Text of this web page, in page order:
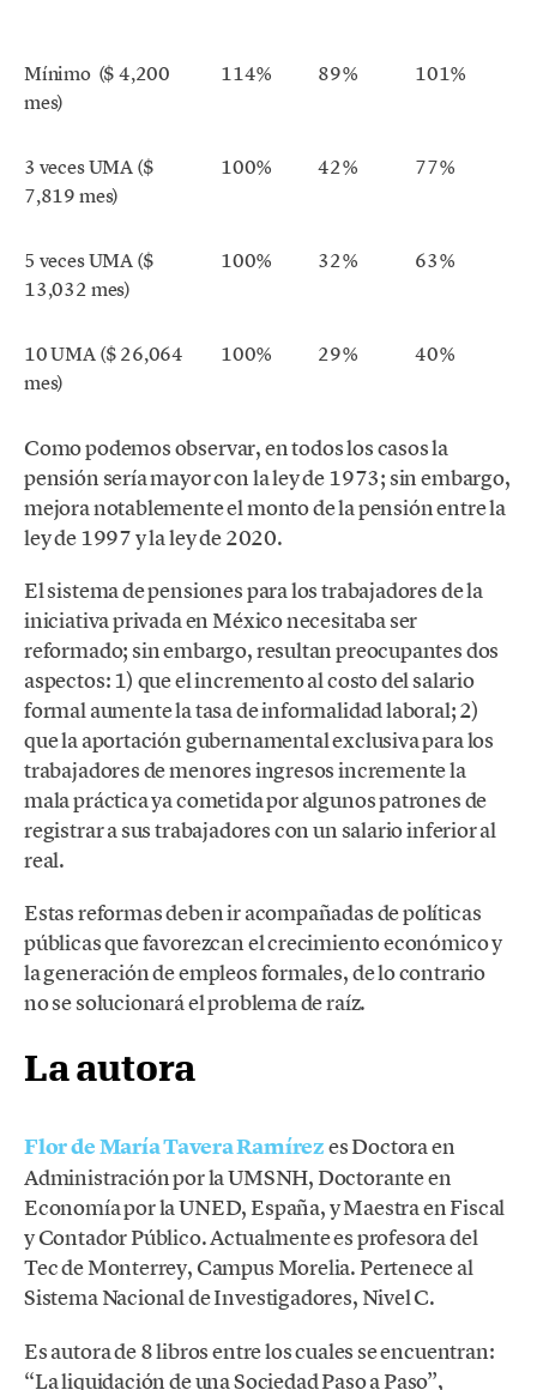
Mínimo ($ 4,200
mes)
114% 89% 101%
3 veces UMA ($
7,819 mes)
100% 42% 77%
5 veces UMA ($
13,032 mes)
100% 32% 63%
10 UMA ($ 26,064
mes)
100% 29% 40%
Como podemos observar, en todos los casos la
pensión sería mayor con la ley de 1973; sin embargo,
mejora notablemente el monto de la pensión entre la
ley de 1997 y la ley de 2020.
El sistema de pensiones para los trabajadores de la
iniciativa privada en México necesitaba ser
reformado; sin embargo, resultan preocupantes dos
aspectos: 1) que el incremento al costo del salario
formal aumente la tasa de informalidad laboral; 2)
que la aportación gubernamental exclusiva para los
trabajadores de menores ingresos incremente la
mala práctica ya cometida por algunos patrones de
registrar a sus trabajadores con un salario inferior al
real.
Estas reformas deben ir acompañadas de políticas
públicas que favorezcan el crecimiento económico y
la generación de empleos formales, de lo contrario
no se solucionará el problema de raíz.
La autora
Flor de María Tavera Ramírezes Doctora en
Administración por la UMSNH, Doctorante en
Economía por la UNED, España, y Maestra en Fiscal
y Contador Público. Actualmente es profesora del
Tec de Monterrey, Campus Morelia. Pertenece al
Sistema Nacional de Investigadores, Nivel C.
Es autora de 8 libros entre los cuales se encuentran:
“La liquidación de una Sociedad Paso a Paso”,